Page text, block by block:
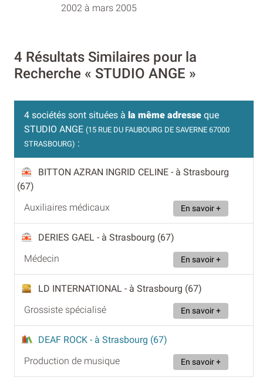
2002 à mars 2005
4 Résultats Similaires pour la
Recherche « STUDIO ANGE »
4 sociétés sont situées à la même adresse que
STUDIO ANGE (15 RUE DU FAUBOURG DE SAVERNE 67000
STRASBOURG) :
BITTON AZRAN INGRID CELINE - à Strasbourg
(67)
Auxiliaires médicaux
En savoir +
DERIES GAEL - à Strasbourg (67)
Médecin
En savoir +
LD INTERNATIONAL - à Strasbourg (67)
Grossiste spécialisé
En savoir +
DEAF ROCK - à Strasbourg (67)
Production de musique
En savoir +